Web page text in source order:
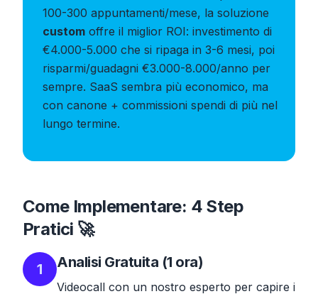
100-300 appuntamenti/mese, la soluzione
custom offre il miglior ROI: investimento di
€4.000-5.000 che si ripaga in 3-6 mesi, poi
risparmi/guadagni €3.000-8.000/anno per
sempre. SaaS sembra più economico, ma
con canone + commissioni spendi di più nel
lungo termine.
Come Implementare: 4 Step
Pratici 🚀
1 Analisi Gratuita (1 ora)
Videocall con un nostro esperto per capire i